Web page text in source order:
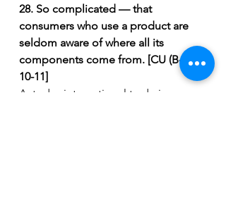
28. So complicated — that
consumers who use a product are
seldom aware of where all its
components come from. [CU (B-1)
10-11]
A. today international trade is